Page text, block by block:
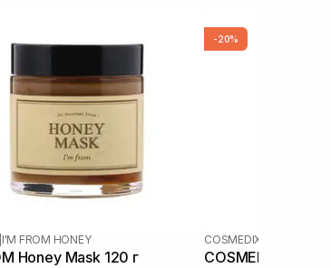
I'M FROM HONEY
Honey Mask 120 г
-20%
COSMEDIX
COSMEDIX Pure